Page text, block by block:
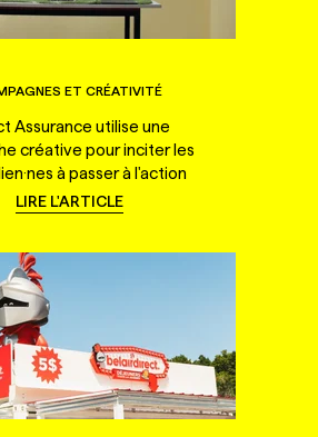
ET CRÉATIVITÉ
Assurance utilise une
créative pour inciter les
à passer à l'action
LIRE L'ARTICLE